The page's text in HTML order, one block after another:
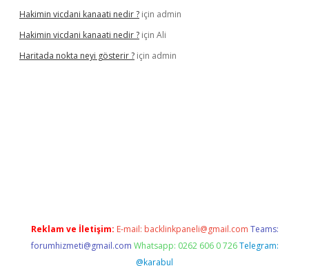
Hakimin vicdani kanaati nedir ? için admin
Hakimin vicdani kanaati nedir ? için Ali
Haritada nokta neyi gösterir ? için admin
Reklam ve İletişim: E-mail: backlinkpaneli@gmail.com Teams:
forumhizmeti@gmail.com Whatsapp: 0262 606 0 726 Telegram:
@karabul